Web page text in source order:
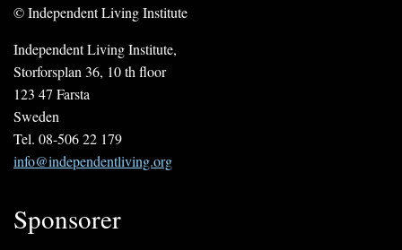
© Independent Living Institute
Independent Living Institute,
Storforsplan 36, 10 th floor
123 47 Farsta
Sweden
Tel. 08-506 22 179
info@independentliving.org
Sponsorer